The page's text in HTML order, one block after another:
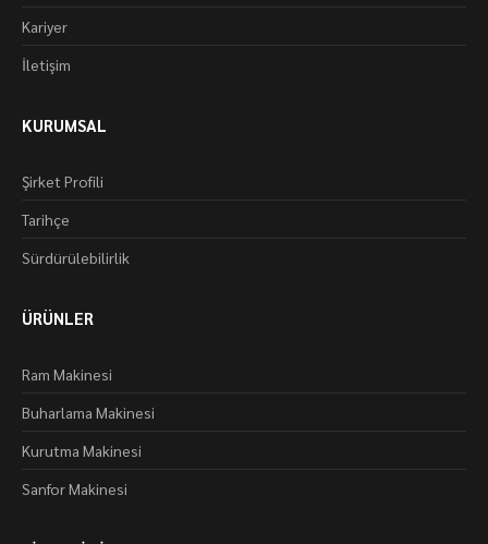
Kariyer
İletişim
KURUMSAL
Şirket Profili
Tarihçe
Sürdürülebilirlik
ÜRÜNLER
Ram Makinesi
Buharlama Makinesi
Kurutma Makinesi
Sanfor Makinesi